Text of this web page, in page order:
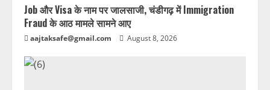
Job और Visa के नाम पर जालसाजी, चंडीगढ़ में Immigration
Fraud के आठ मामले सामने आए
aajtaksafe@gmail.com August 8, 2026